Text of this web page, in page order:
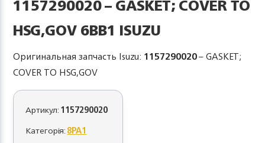
1157290020 – GASKET; COVER TO
HSG,GOV 6BB1 ISUZU
Оригинальная запчасть Isuzu: 1157290020– GASKET;
COVER TO HSG,GOV
Артикул:1157290020
Категорія:8PA1